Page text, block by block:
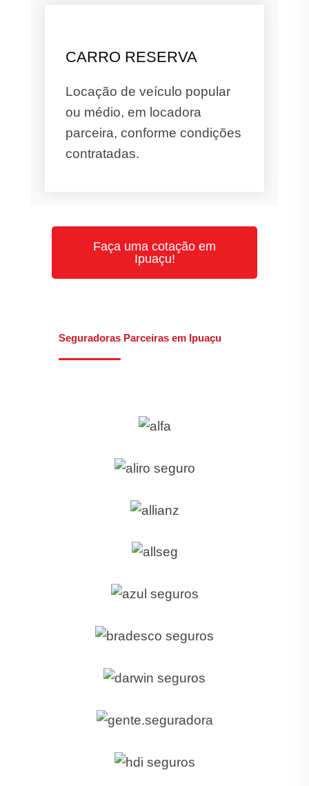
CARRO RESERVA
Locação de veículo popular
ou médio, em locadora
parceira, conforme condições
contratadas.
Faça uma cotação em
Ipuaçu!
Seguradoras Parceiras em Ipuaçu